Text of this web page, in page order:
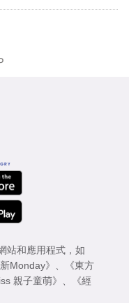
站和應用程式，如
Monday》 、
《東方
親子童萌》 、
《經